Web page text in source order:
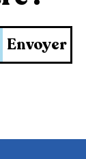
Envoyer